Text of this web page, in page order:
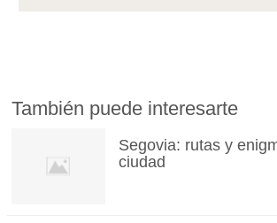
También puede interesarte
Segovia: rutas y
ciudad